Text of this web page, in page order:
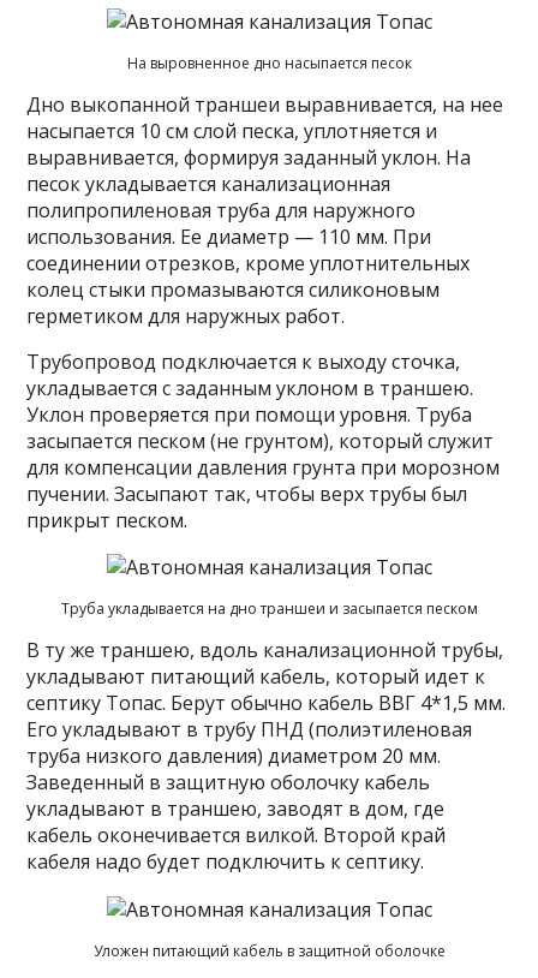
На выровненное дно насыпается песок
Дно выкопанной траншеи выравнивается, на нее
насыпается 10 см слой песка, уплотняется и
выравнивается, формируя заданный уклон. На
песок укладывается канализационная
полипропиленовая труба для наружного
использования. Ее диаметр — 110 мм. При
соединении отрезков, кроме уплотнительных
колец стыки промазываются силиконовым
герметиком для наружных работ.
Трубопровод подключается к выходу сточка,
укладывается с заданным уклоном в траншею.
Уклон проверяется при помощи уровня. Труба
засыпается песком (не грунтом), который служит
для компенсации давления грунта при морозном
пучении. Засыпают так, чтобы верх трубы был
прикрыт песком.
Труба укладывается на дно траншеи и засыпается песком
В ту же траншею, вдоль канализационной трубы,
укладывают питающий кабель, который идет к
септику Топас. Берут обычно кабель ВВГ 4*1,5 мм.
Его укладывают в трубу ПНД (полиэтиленовая
труба низкого давления) диаметром 20 мм.
Заведенный в защитную оболочку кабель
укладывают в траншею, заводят в дом, где
кабель оконечивается вилкой. Второй край
кабеля надо будет подключить к септику.
Уложен питающий кабель в защитной оболочке